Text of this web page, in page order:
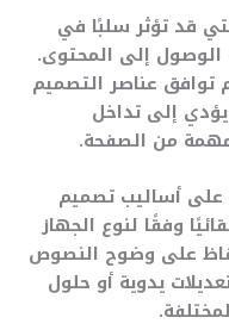
قد تؤثر سلبًا في
إلى المحتوى.
توافق عناصر التصميم
إلى تداخل
من الصفحة.
على أساليب تصميم
وفقًا لنوع الجهاز
على وضوح النصوص
يدوية أو حلول